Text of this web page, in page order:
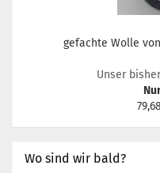
gefachte Wolle
Unser
Wo sind wir bald?